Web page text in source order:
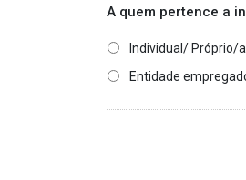
A quem pertence a
Individual/ Próprio/a
Entidade